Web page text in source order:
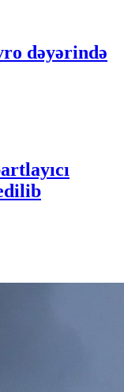
dəyərində